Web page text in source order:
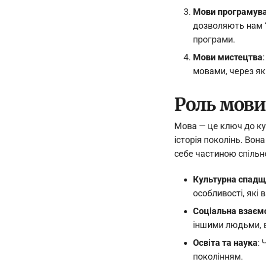
Мови
дозволяють нам
програми.
Мови мистецтва
мовами, через
Роль мови
Мова — це ключ до
історія поколінь.
себе частиною
Культурна
особливості, які
Соціальна
іншими людьми,
Освіта та наука:
поколінням.